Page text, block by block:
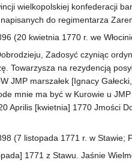
wielkopolskiej konfederacji
do regimentarza
(20 kwietnia 1770 r. we
Zadosyć czyniąc
Towarzysza na rezydencją
JMP marszałek [Ignacy
mnie ma być w Kurowie u
Aprilis [kwietnia] 1770 Jmości
(7 listopada 1771 r. w Stawie;
1771 z Stawu. Jaśnie